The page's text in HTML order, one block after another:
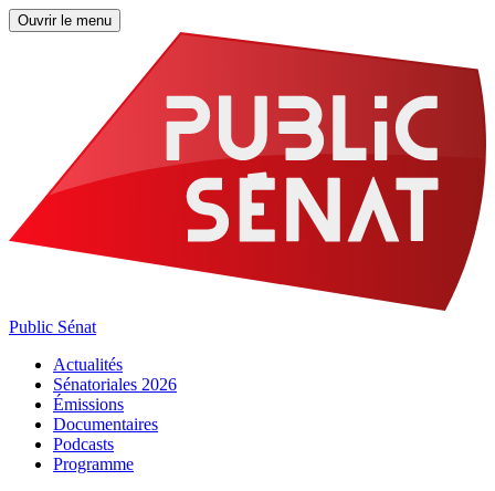
Ouvrir le menu
Public Sénat
Actualités
Sénatoriales 2026
Émissions
Documentaires
Podcasts
Programme